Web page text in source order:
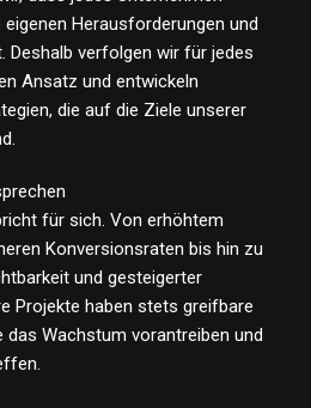
Herausforderungen und
Deshalb verfolgen wir für jedes
Ansatz und entwickeln
die auf die Ziele unserer
für sich. Von erhöhtem
Konversionsraten bis hin zu
und gesteigerter
Projekte haben stets greifbare
das Wachstum vorantreiben und